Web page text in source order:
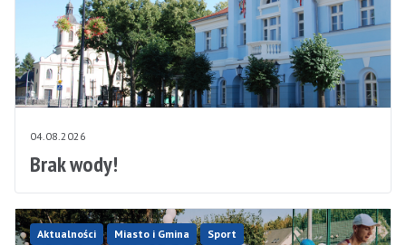
04.08.2026
Brak wody!
Aktualności Miasto i Gmina Sport